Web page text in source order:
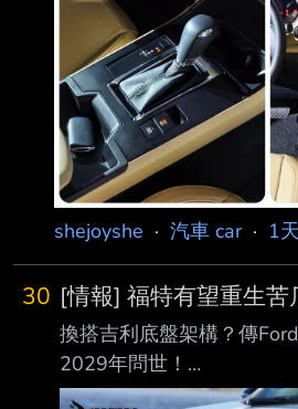
shejoyshe · 汽車 car· 1
30 [情報] 福特有望重生苦
換搭吉利底盤架構？傳
2029年問世！
https://